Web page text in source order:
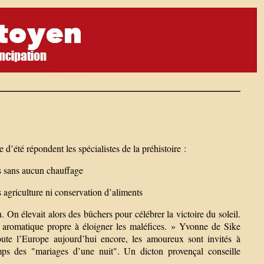
répondent les spécialistes de la préhistoire :
aucun chauffage
ni conservation d’aliments
On élevait alors des bûchers pour célébrer la victoire du soleil.
propre à éloigner les maléfices. » Yvonne de Sike
l’Europe aujourd’hui encore, les amoureux sont invités à
des "mariages d’une nuit". Un dicton provençal conseille